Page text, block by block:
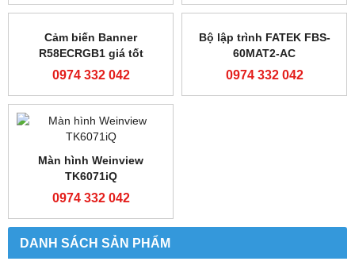
Bộ lập trình FX3U-
0974 332 042
Bộ lập trình Shihlin AX1N-